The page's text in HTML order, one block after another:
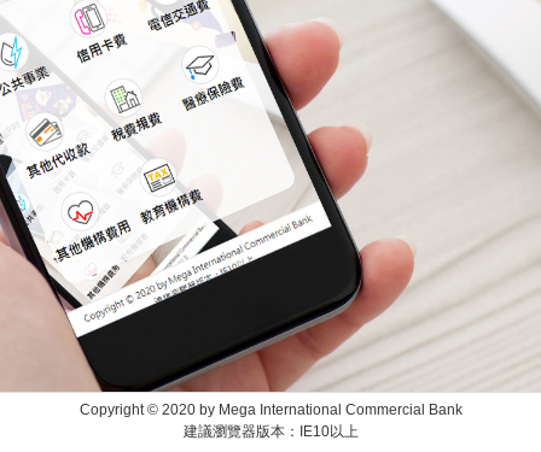
Copyright © 2020 by Mega International Commercial Bank
建議瀏覽器版本：IE10以上